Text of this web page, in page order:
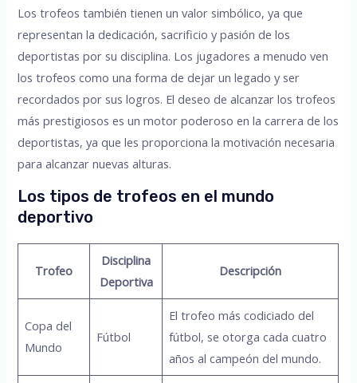
Los trofeos también tienen un valor simbólico, ya que
representan la dedicación, sacrificio y pasión de los
deportistas por su disciplina. Los jugadores a menudo ven
los trofeos como una forma de dejar un legado y ser
recordados por sus logros. El deseo de alcanzar los trofeos
más prestigiosos es un motor poderoso en la carrera de los
deportistas, ya que les proporciona la motivación necesaria
para alcanzar nuevas alturas.
Los tipos de trofeos en el mundo
deportivo
Trofeo
Disciplina
Deportiva
Descripción
Copa del
Mundo
Fútbol
El trofeo más codiciado del
fútbol, se otorga cada cuatro
años al campeón del mundo.